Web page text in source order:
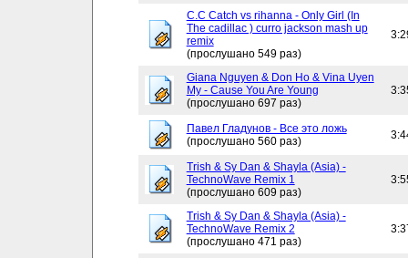
C.C Catch vs rihanna - Only Girl (In
The cadillac ) curro jackson mash up
remix
(прослушано 549 раз)
Giana Nguyen & Don Ho & Vina Uyen
My - Cause You Are Young
(прослушано 697 раз)
Павел Гладунов - Все это ложь
(прослушано 560 раз)
Trish & Sy Dan & Shayla (Asia) -
TechnoWave Remix 1
(прослушано 609 раз)
Trish & Sy Dan & Shayla (Asia) -
TechnoWave Remix 2
(прослушано 471 раз)